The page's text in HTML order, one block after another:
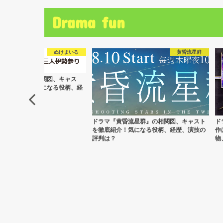
Drama fun
黄昏流星群 ザンビ
ドラマ『ザンビ』のタイトルの意味は？原
作はある？あらすじ、キャスト・登場人
物、ロケ地を紹介！
に
画